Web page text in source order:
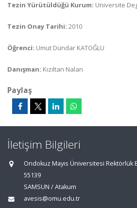
Tezin Yürütüldüğü Kurum: Universite
Tezin Onay Tarihi: 2010
Öğrenci: Umut Dündar KATOĞLU
Danışman: Kızıltan Nalan
Paylaş
İletişim Bilgileri
Ondokuz Mayıs Üniversitesi Rektörlük
55139
SAMSUN / Atakum
avesis@omu.edu.tr